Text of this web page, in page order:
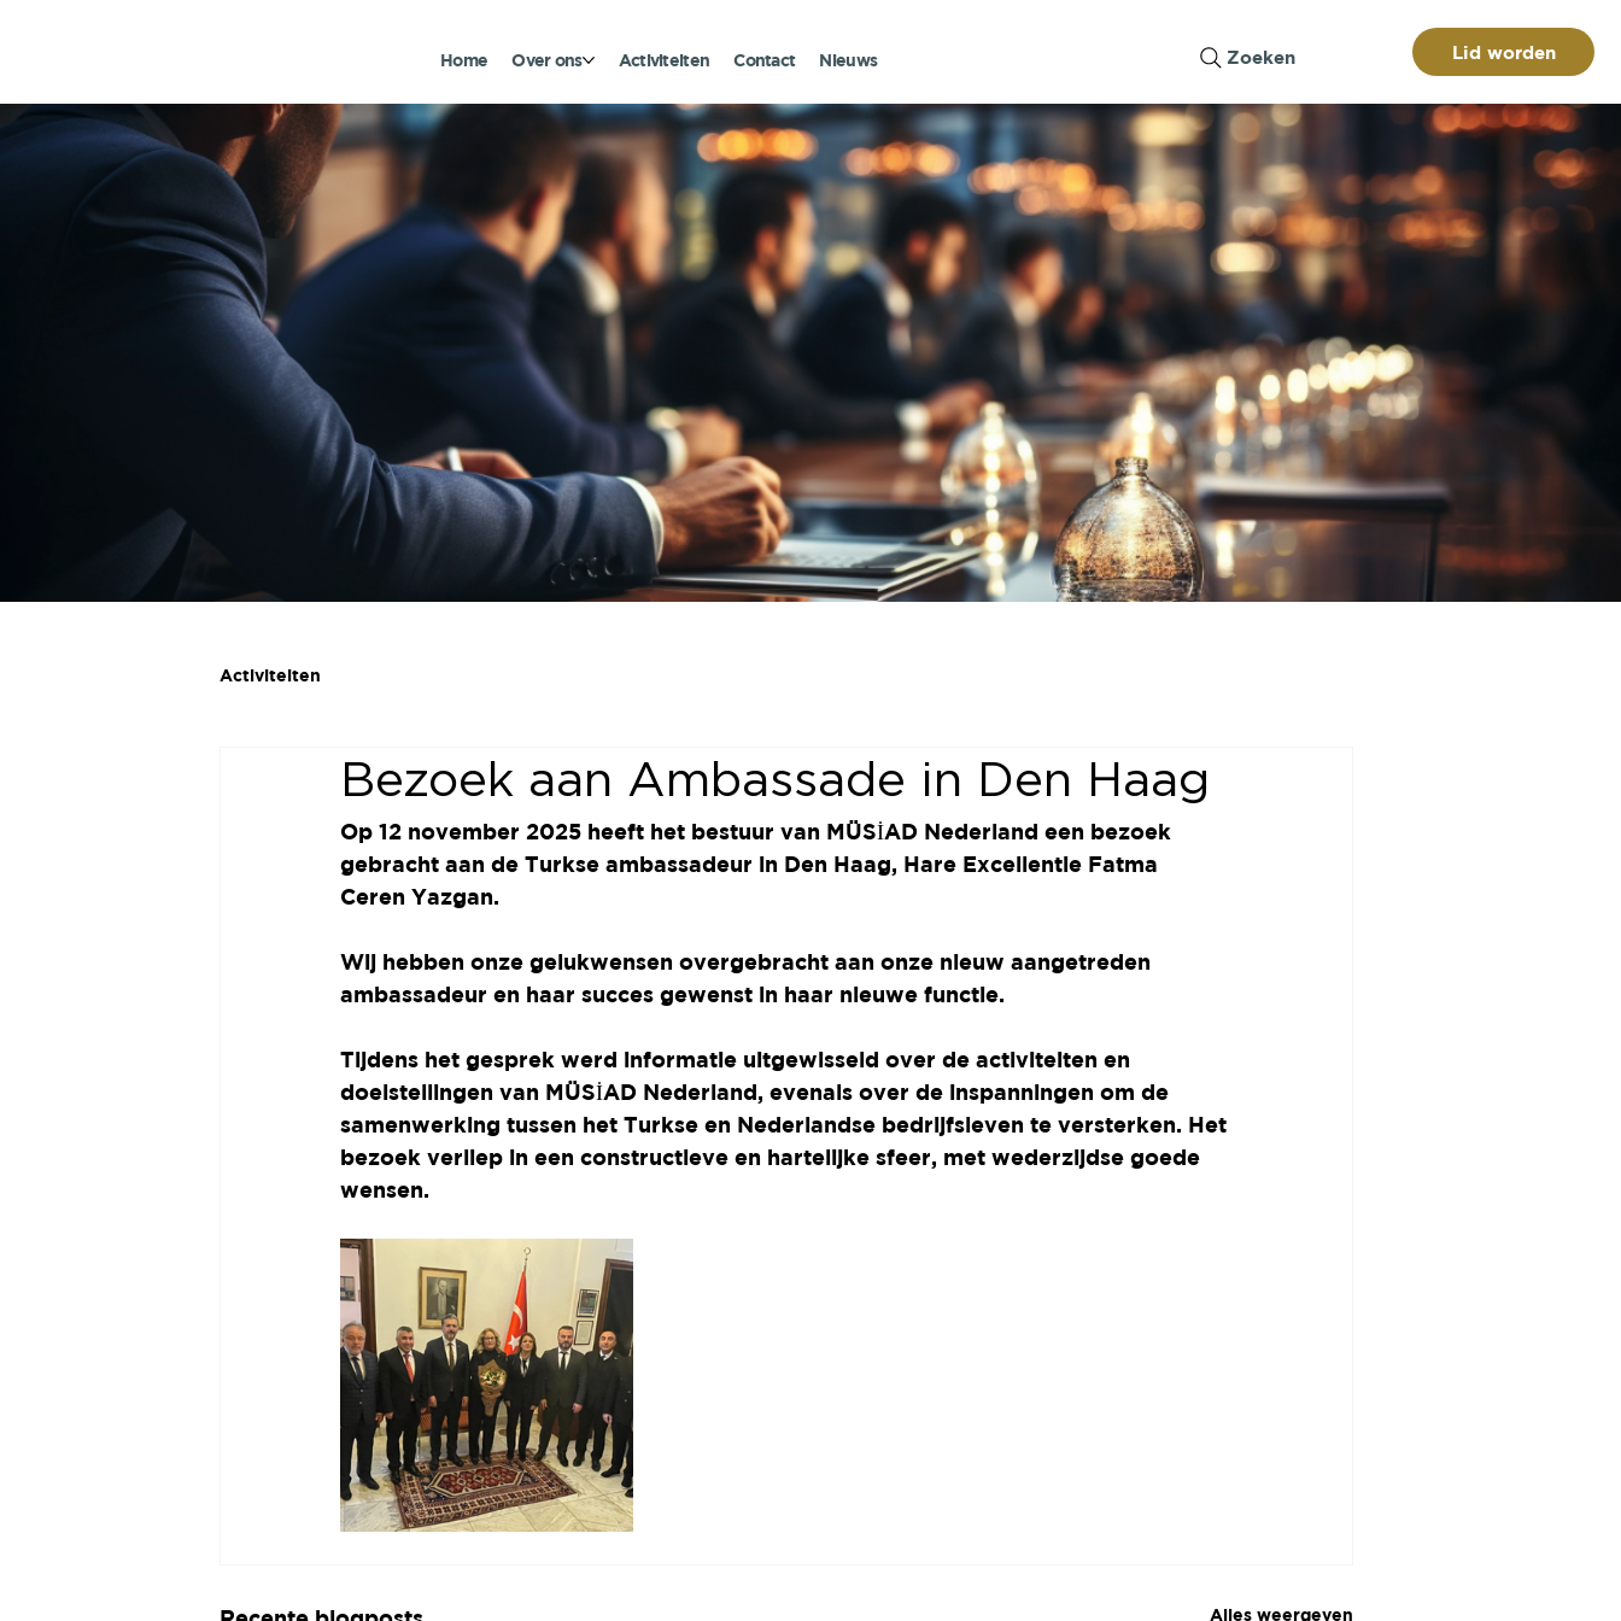
Home Over ons Activiteiten Contact Nieuws Zoeken Lid worden
Activiteiten
Bezoek aan Ambassade in Den Haag
Op 12 november 2025 heeft het bestuur van MÜSİAD Nederland een bezoek
gebracht aan de Turkse ambassadeur in Den Haag, Hare Excellentie Fatma
Ceren Yazgan.
Wij hebben onze gelukwensen overgebracht aan onze nieuw aangetreden
ambassadeur en haar succes gewenst in haar nieuwe functie.
Tijdens het gesprek werd informatie uitgewisseld over de activiteiten en
doelstellingen van MÜSİAD Nederland, evenals over de inspanningen om de
samenwerking tussen het Turkse en Nederlandse bedrijfsleven te versterken. Het
bezoek verliep in een constructieve en hartelijke sfeer, met wederzijdse goede
wensen.
Alles weergeven